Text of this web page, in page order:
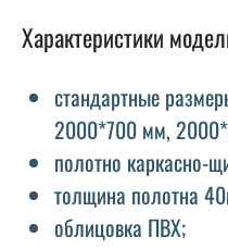
Характеристики
стандартные
2000*700 мм,
полотно каркасно-
толщина полотна
облицовка ПВХ;